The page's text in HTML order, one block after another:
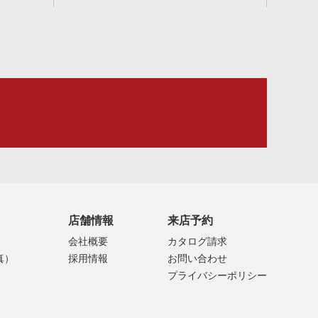
店舗情報
会社概要
採用情報
来店予約
カタログ請求
お問い合わせ
プライバシーポリシー